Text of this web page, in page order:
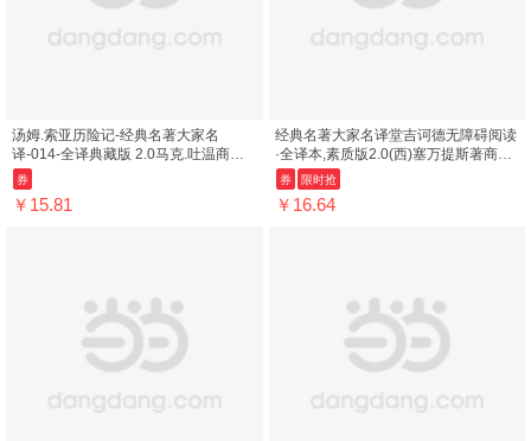
汤姆.索亚历险记-经典名著大家名
译-014-全译典藏版 2.0马克.吐温商务
印书馆9787100113182
券
￥15.81
经典名著大家名译堂吉诃德无障碍阅读
·全译本,素质版2.0(西)塞万提斯著商务
印书馆9787100110235
券 限时抢
￥16.64